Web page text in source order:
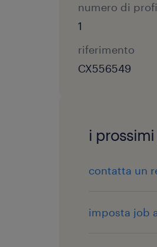
numero di
1
riferimento
CX556549
i prossimi
contatta un
imposta job